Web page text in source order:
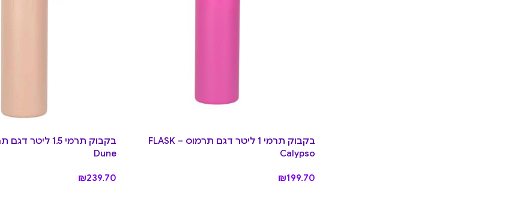
בקבוק תרמי 1 ליטר דגם תרמוס FLASK –
Calypso
₪199.70
Dune
₪239.70